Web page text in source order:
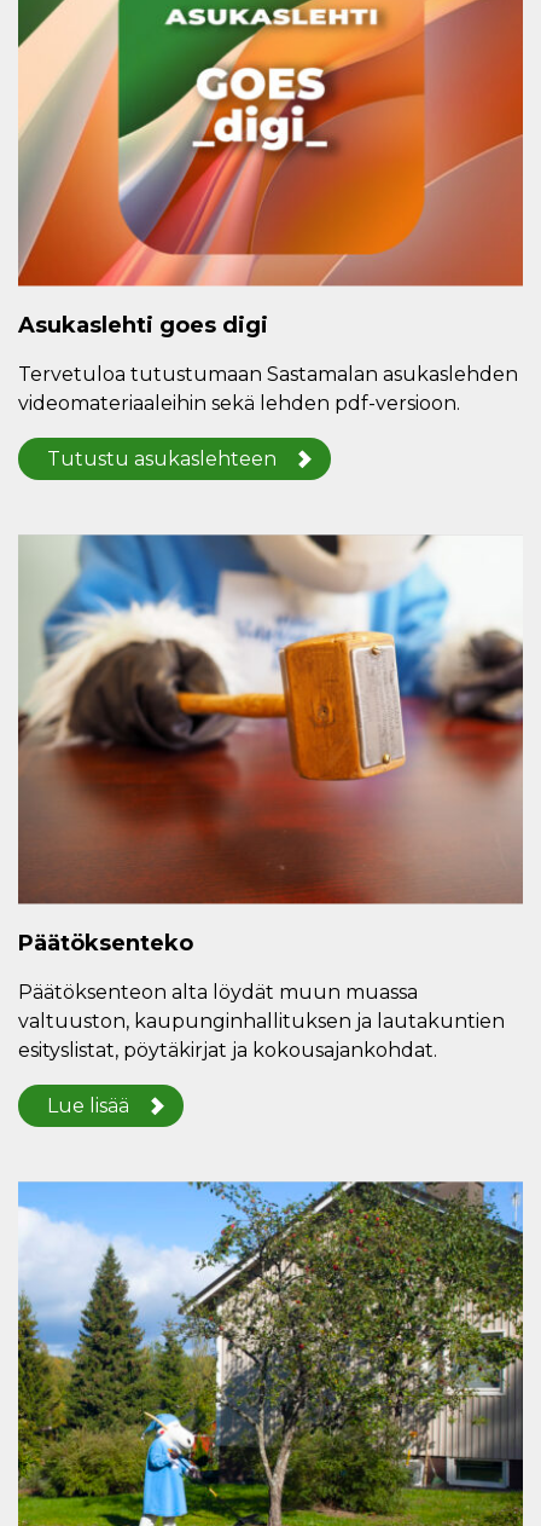
Asukaslehti goes digi
Tervetuloa tutustumaan Sastamalan asukaslehden
videomateriaaleihin sekä lehden pdf-versioon.
Tutustu asukaslehteen
Päätöksenteko
Päätöksenteon alta löydät muun muassa
valtuuston, kaupunginhallituksen ja lautakuntien
esityslistat, pöytäkirjat ja kokousajankohdat.
Lue lisää